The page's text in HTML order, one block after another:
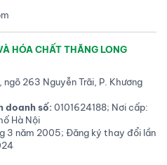
HÓA CHẤT THĂNG LONG
ngõ 263 Nguyễn Trãi, P. Khương
doanh số:0101624188; Nơi cấp:
Hà Nội
3 năm 2005; Đăng ký thay đổi lần